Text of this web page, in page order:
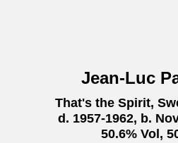
Jean-Luc
That's the Spirit,
d. 1957-1962, b.
50.6% Vol,